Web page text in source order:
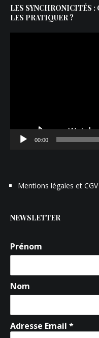
LES SYNCHRONICITÉS :
LES PRATIQUER ?
00:00
Mentions légales et CGV
NEWSLETTER
Prénom
Nom
Adresse Email *